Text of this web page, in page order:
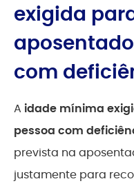
exigida
com
A idade mínima
pessoa com
prevista na
justamente para